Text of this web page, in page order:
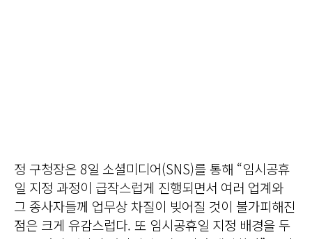
정 구청장은 8일 소셜미디어(SNS)를 통해 “임시공휴
일 지정 과정이 급작스럽게 진행되면서 여러 업계와
그 종사자들께 업무상 차질이 빚어질 것이 불가피해진
점은 크게 유감스럽다. 또 임시공휴일 지정 배경을 두